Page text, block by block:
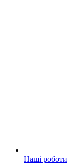
Наші роботи